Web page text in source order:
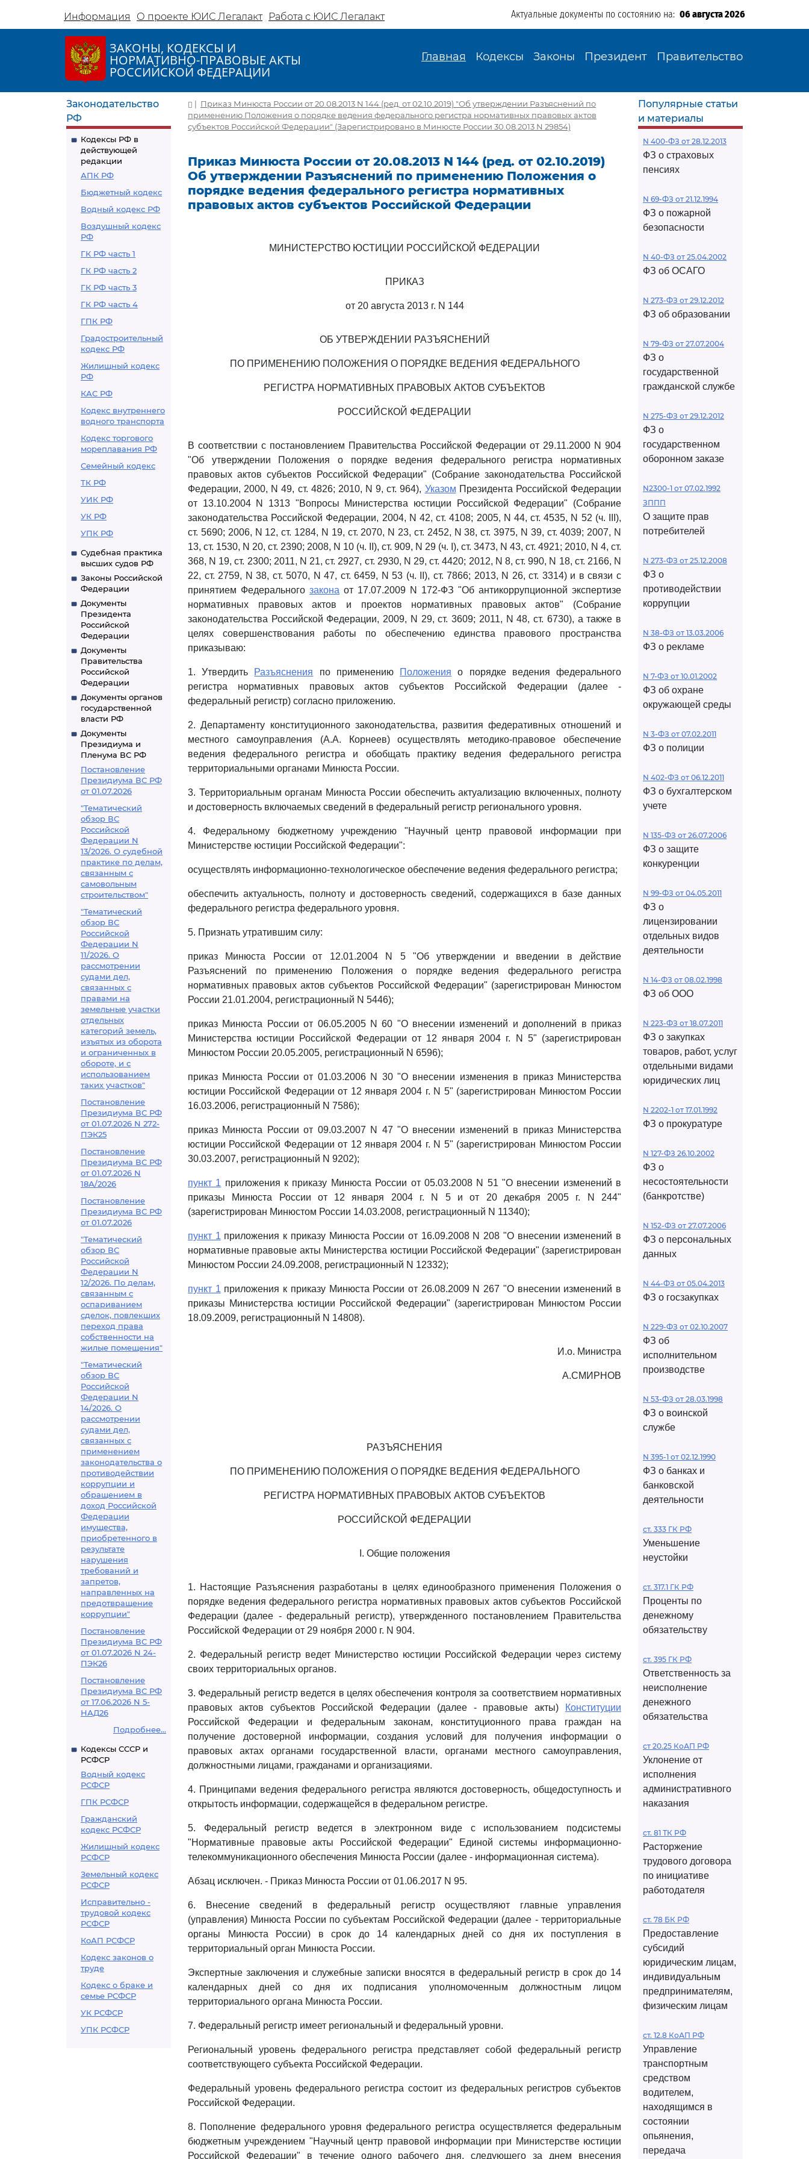
Информация О проекте ЮИС Легалакт Работа с ЮИС Легалакт Актуальные документы по состоянию на: 06 августа 2026
ЗАКОНЫ, КОДЕКСЫ И
НОРМАТИВНО-ПРАВОВЫЕ АКТЫ
РОССИЙСКОЙ ФЕДЕРАЦИИ
Главная Кодексы Законы Президент Правительство
Законодательство
РФ
Кодексы РФ в
действующей
редакции
АПК РФ
Бюджетный кодекс
Водный кодекс РФ
Воздушный кодекс
РФ
ГК РФ часть 1
ГК РФ часть 2
ГК РФ часть 3
ГК РФ часть 4
ГПК РФ
Градостроительный
кодекс РФ
Жилищный кодекс
РФ
КАС РФ
Кодекс внутреннего
водного транспорта
Кодекс торгового
мореплавания РФ
Семейный кодекс
ТК РФ
УИК РФ
УК РФ
УПК РФ
Судебная практика
высших судов РФ
Законы Российской
Федерации
Документы
Президента
Российской
Федерации
Документы
Правительства
Российской
Федерации
Документы органов
государственной
власти РФ
Документы
Президиума и
Пленума ВС РФ
Постановление
Президиума ВС РФ
от 01.07.2026
"Тематический
обзор ВС
Российской
Федерации N
13/2026. О судебной
практике по делам,
связанным с
самовольным
строительством"
"Тематический
обзор ВС
Российской
Федерации N
11/2026. О
рассмотрении
судами дел,
связанных с
правами на
земельные участки
отдельных
категорий земель,
изъятых из оборота
и ограниченных в
обороте, и с
использованием
таких участков"
Постановление
Президиума ВС РФ
от 01.07.2026 N 272-
ПЭК25
Постановление
Президиума ВС РФ
от 01.07.2026 N
18А/2026
Постановление
Президиума ВС РФ
от 01.07.2026
"Тематический
обзор ВС
Российской
Федерации N
12/2026. По делам,
связанным с
оспариванием
сделок, повлекших
переход права
собственности на
жилые помещения"
"Тематический
обзор ВС
Российской
Федерации N
14/2026. О
рассмотрении
судами дел,
связанных с
применением
законодательства о
противодействии
коррупции и
обращением в
доход Российской
Федерации
имущества,
приобретенного в
результате
нарушения
требований и
запретов,
направленных на
предотвращение
коррупции"
Постановление
Президиума ВС РФ
от 01.07.2026 N 24-
ПЭК26
Постановление
Президиума ВС РФ
от 17.06.2026 N 5-
НАД26
Подробнее...
Кодексы СССР и
РСФСР
Водный кодекс
РСФСР
ГПК РСФСР
Гражданский
кодекс РСФСР
Жилищный кодекс
РСФСР
Земельный кодекс
РСФСР
Исправительно -
трудовой кодекс
РСФСР
КоАП РСФСР
Кодекс законов о
труде
Кодекс о браке и
семье РСФСР
УК РСФСР
УПК РСФСР
| Приказ Минюста России от 20.08.2013 N 144 (ред. от 02.10.2019) "Об утверждении Разъяснений по
применению Положения о порядке ведения федерального регистра нормативных правовых актов
субъектов Российской Федерации" (Зарегистрировано в Минюсте России 30.08.2013 N 29854)
Приказ Минюста России от 20.08.2013 N 144 (ред. от 02.10.2019)
Об утверждении Разъяснений по применению Положения о
порядке ведения федерального регистра нормативных
правовых актов субъектов Российской Федерации
МИНИСТЕРСТВО ЮСТИЦИИ РОССИЙСКОЙ ФЕДЕРАЦИИ
ПРИКАЗ
от 20 августа 2013 г. N 144
ОБ УТВЕРЖДЕНИИ РАЗЪЯСНЕНИЙ
ПО ПРИМЕНЕНИЮ ПОЛОЖЕНИЯ О ПОРЯДКЕ ВЕДЕНИЯ ФЕДЕРАЛЬНОГО
РЕГИСТРА НОРМАТИВНЫХ ПРАВОВЫХ АКТОВ СУБЪЕКТОВ
РОССИЙСКОЙ ФЕДЕРАЦИИ
В соответствии с постановлением Правительства Российской Федерации от 29.11.2000 N 904
"Об утверждении Положения о порядке ведения федерального регистра нормативных
правовых актов субъектов Российской Федерации" (Собрание законодательства Российской
Федерации, 2000, N 49, ст. 4826; 2010, N 9, ст. 964), Указом Президента Российской Федерации
от 13.10.2004 N 1313 "Вопросы Министерства юстиции Российской Федерации" (Собрание
законодательства Российской Федерации, 2004, N 42, ст. 4108; 2005, N 44, ст. 4535, N 52 (ч. III),
ст. 5690; 2006, N 12, ст. 1284, N 19, ст. 2070, N 23, ст. 2452, N 38, ст. 3975, N 39, ст. 4039; 2007, N
13, ст. 1530, N 20, ст. 2390; 2008, N 10 (ч. II), ст. 909, N 29 (ч. I), ст. 3473, N 43, ст. 4921; 2010, N 4, ст.
368, N 19, ст. 2300; 2011, N 21, ст. 2927, ст. 2930, N 29, ст. 4420; 2012, N 8, ст. 990, N 18, ст. 2166, N
22, ст. 2759, N 38, ст. 5070, N 47, ст. 6459, N 53 (ч. II), ст. 7866; 2013, N 26, ст. 3314) и в связи с
принятием Федерального закона от 17.07.2009 N 172-ФЗ "Об антикоррупционной экспертизе
нормативных правовых актов и проектов нормативных правовых актов" (Собрание
законодательства Российской Федерации, 2009, N 29, ст. 3609; 2011, N 48, ст. 6730), а также в
целях совершенствования работы по обеспечению единства правового пространства
приказываю:
1. Утвердить Разъяснения по применению Положения о порядке ведения федерального
регистра нормативных правовых актов субъектов Российской Федерации (далее -
федеральный регистр) согласно приложению.
2. Департаменту конституционного законодательства, развития федеративных отношений и
местного самоуправления (А.А. Корнеев) осуществлять методико-правовое обеспечение
ведения федерального регистра и обобщать практику ведения федерального регистра
территориальными органами Минюста России.
3. Территориальным органам Минюста России обеспечить актуализацию включенных, полноту
и достоверность включаемых сведений в федеральный регистр регионального уровня.
4. Федеральному бюджетному учреждению "Научный центр правовой информации при
Министерстве юстиции Российской Федерации":
осуществлять информационно-технологическое обеспечение ведения федерального регистра;
обеспечить актуальность, полноту и достоверность сведений, содержащихся в базе данных
федерального регистра федерального уровня.
5. Признать утратившим силу:
приказ Минюста России от 12.01.2004 N 5 "Об утверждении и введении в действие
Разъяснений по применению Положения о порядке ведения федерального регистра
нормативных правовых актов субъектов Российской Федерации" (зарегистрирован Минюстом
России 21.01.2004, регистрационный N 5446);
приказ Минюста России от 06.05.2005 N 60 "О внесении изменений и дополнений в приказ
Министерства юстиции Российской Федерации от 12 января 2004 г. N 5" (зарегистрирован
Минюстом России 20.05.2005, регистрационный N 6596);
приказ Минюста России от 01.03.2006 N 30 "О внесении изменения в приказ Министерства
юстиции Российской Федерации от 12 января 2004 г. N 5" (зарегистрирован Минюстом России
16.03.2006, регистрационный N 7586);
приказ Минюста России от 09.03.2007 N 47 "О внесении изменений в приказ Министерства
юстиции Российской Федерации от 12 января 2004 г. N 5" (зарегистрирован Минюстом России
30.03.2007, регистрационный N 9202);
пункт 1 приложения к приказу Минюста России от 05.03.2008 N 51 "О внесении изменений в
приказы Минюста России от 12 января 2004 г. N 5 и от 20 декабря 2005 г. N 244"
(зарегистрирован Минюстом России 14.03.2008, регистрационный N 11340);
пункт 1 приложения к приказу Минюста России от 16.09.2008 N 208 "О внесении изменений в
нормативные правовые акты Министерства юстиции Российской Федерации" (зарегистрирован
Минюстом России 24.09.2008, регистрационный N 12332);
пункт 1 приложения к приказу Минюста России от 26.08.2009 N 267 "О внесении изменений в
приказы Министерства юстиции Российской Федерации" (зарегистрирован Минюстом России
18.09.2009, регистрационный N 14808).
И.о. Министра
А.СМИРНОВ
РАЗЪЯСНЕНИЯ
ПО ПРИМЕНЕНИЮ ПОЛОЖЕНИЯ О ПОРЯДКЕ ВЕДЕНИЯ ФЕДЕРАЛЬНОГО
РЕГИСТРА НОРМАТИВНЫХ ПРАВОВЫХ АКТОВ СУБЪЕКТОВ
РОССИЙСКОЙ ФЕДЕРАЦИИ
I. Общие положения
1. Настоящие Разъяснения разработаны в целях единообразного применения Положения о
порядке ведения федерального регистра нормативных правовых актов субъектов Российской
Федерации (далее - федеральный регистр), утвержденного постановлением Правительства
Российской Федерации от 29 ноября 2000 г. N 904.
2. Федеральный регистр ведет Министерство юстиции Российской Федерации через систему
своих территориальных органов.
3. Федеральный регистр ведется в целях обеспечения контроля за соответствием нормативных
правовых актов субъектов Российской Федерации (далее - правовые акты)
Конституции
Российской Федерации и федеральным законам, конституционного права граждан на
получение достоверной информации, создания условий для получения информации о
правовых актах органами государственной власти, органами местного самоуправления,
должностными лицами, гражданами и организациями.
4. Принципами ведения федерального регистра являются достоверность, общедоступность и
открытость информации, содержащейся в федеральном регистре.
5. Федеральный регистр ведется в электронном виде с использованием подсистемы
"Нормативные правовые акты Российской Федерации" Единой системы информационно-
телекоммуникационного обеспечения Минюста России (далее - информационная система).
Абзац исключен. - Приказ Минюста России от 01.06.2017 N 95.
6. Внесение сведений в федеральный регистр осуществляют главные управления
(управления) Минюста России по субъектам Российской Федерации (далее - территориальные
органы Минюста России) в срок до 14 календарных дней со дня их поступления в
территориальный орган Минюста России.
Экспертные заключения и служебные записки вносятся в федеральный регистр в срок до 14
календарных дней со дня их подписания уполномоченным должностным лицом
территориального органа Минюста России.
7. Федеральный регистр имеет региональный и федеральный уровни.
Региональный уровень федерального регистра представляет собой федеральный регистр
соответствующего субъекта Российской Федерации.
Федеральный уровень федерального регистра состоит из федеральных регистров субъектов
Российской Федерации.
8. Пополнение федерального уровня федерального регистра осуществляется федеральным
бюджетным учреждением "Научный центр правовой информации при Министерстве юстиции
Российской Федерации" в течение одного рабочего дня, следующего за днем внесения
Популярные статьи
и материалы
N 400-ФЗ от 28.12.2013
ФЗ о страховых
пенсиях
N 69-ФЗ от 21.12.1994
ФЗ о пожарной
безопасности
N 40-ФЗ от 25.04.2002
ФЗ об ОСАГО
N 273-ФЗ от 29.12.2012
ФЗ об образовании
N 79-ФЗ от 27.07.2004
ФЗ о
государственной
гражданской службе
N 275-ФЗ от 29.12.2012
ФЗ о
государственном
оборонном заказе
N2300-1 от 07.02.1992
ЗППП
О защите прав
потребителей
N 273-ФЗ от 25.12.2008
ФЗ о
противодействии
коррупции
N 38-ФЗ от 13.03.2006
ФЗ о рекламе
N 7-ФЗ от 10.01.2002
ФЗ об охране
окружающей среды
N 3-ФЗ от 07.02.2011
ФЗ о полиции
N 402-ФЗ от 06.12.2011
ФЗ о бухгалтерском
учете
N 135-ФЗ от 26.07.2006
ФЗ о защите
конкуренции
N 99-ФЗ от 04.05.2011
ФЗ о
лицензировании
отдельных видов
деятельности
N 14-ФЗ от 08.02.1998
ФЗ об ООО
N 223-ФЗ от 18.07.2011
ФЗ о закупках
товаров, работ, услуг
отдельными видами
юридических лиц
N 2202-1 от 17.01.1992
ФЗ о прокуратуре
N 127-ФЗ 26.10.2002
ФЗ о
несостоятельности
(банкротстве)
N 152-ФЗ от 27.07.2006
ФЗ о персональных
данных
N 44-ФЗ от 05.04.2013
ФЗ о госзакупках
N 229-ФЗ от 02.10.2007
ФЗ об
исполнительном
производстве
N 53-ФЗ от 28.03.1998
ФЗ о воинской
службе
N 395-1 от 02.12.1990
ФЗ о банках и
банковской
деятельности
ст. 333 ГК РФ
Уменьшение
неустойки
ст. 317.1 ГК РФ
Проценты по
денежному
обязательству
ст. 395 ГК РФ
Ответственность за
неисполнение
денежного
обязательства
ст 20.25 КоАП РФ
Уклонение от
исполнения
административного
наказания
ст. 81 ТК РФ
Расторжение
трудового договора
по инициативе
работодателя
ст. 78 БК РФ
Предоставление
субсидий
юридическим лицам,
индивидуальным
предпринимателям,
физическим лицам
ст. 12.8 КоАП РФ
Управление
транспортным
средством
водителем,
находящимся в
состоянии
опьянения,
передача